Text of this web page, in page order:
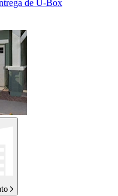
de U-Box